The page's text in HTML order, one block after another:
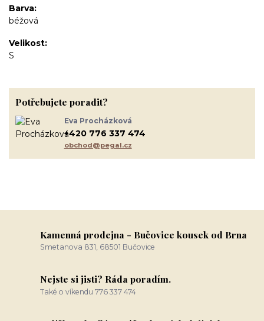
Barva
béžová
Velikost
S
Potřebujete poradit?
Eva Procházková
+420 776 337 474
obchod@pegal.cz
Kamenná prodejna - Bučovice kousek od Brna
Smetanova 831, 68501 Bučovice
Nejste si jisti? Ráda poradím.
Také o víkendu 776 337 474